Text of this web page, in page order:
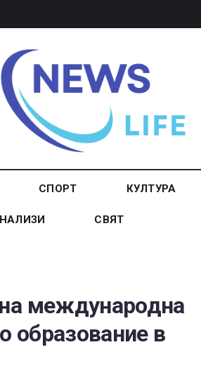
СПОРТ КУЛТУРА
СВЯТ
международна
образование в